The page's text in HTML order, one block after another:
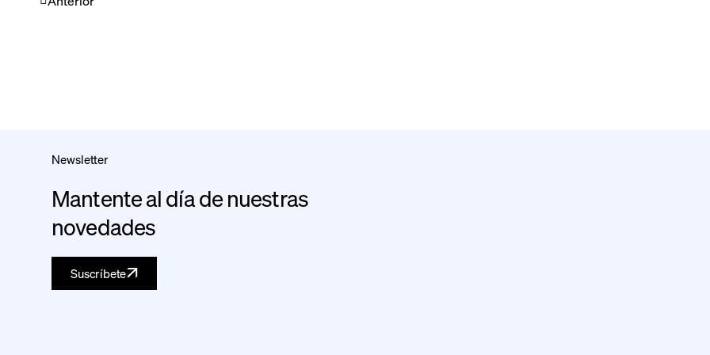
Newsletter
Mantente al día de nuestras
novedades
Suscríbete